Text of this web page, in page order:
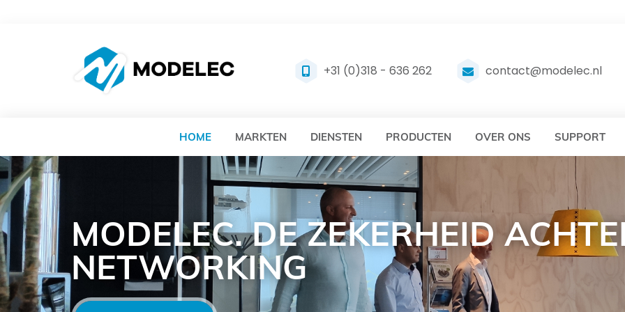
MODELEC MODELEC
+31 (0)318 - 636 262 contact@modelec.nl
HOME MARKTEN DIENSTEN PRODUCTEN OVER ONS SUPPORT
MODELEC. DE ZEKERHEID
NETWORKING